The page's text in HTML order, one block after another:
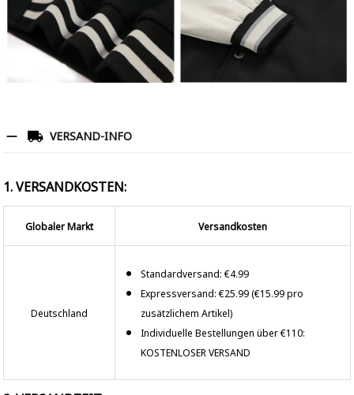
VERSAND-INFO
1. VERSANDKOSTEN:
Globaler Markt Versandkosten
Deutschland
Standardversand: €4.99
Expressversand: €25.99 (€15.99 pro
zusätzlichem Artikel)
Individuelle Bestellungen über €110:
KOSTENLOSER VERSAND